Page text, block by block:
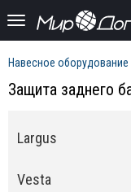
Навесное оборудование
Защита заднего
Largus
Vesta